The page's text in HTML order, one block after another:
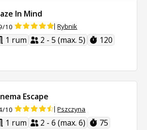
In Mind
10 Rybnik
1 rum 2 - 5 (max. 5) 120
Escape
10 Pszczyna
1 rum 2 - 6 (max. 6) 75